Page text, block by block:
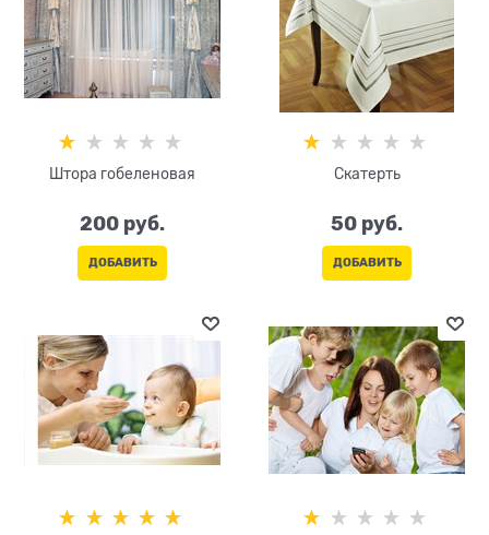
Штора гобеленовая
200 руб.
ДОБАВИТЬ
Скатерть
50 руб.
ДОБАВИТЬ